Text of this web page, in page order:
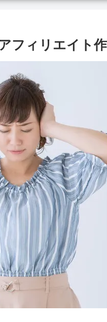
フィリエイト